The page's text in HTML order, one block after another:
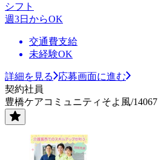
シフト
週3日からOK
交通費支給
未経験OK
詳細を見る
応募画面に進む
契約社員
豊橋ケアコミュニティそよ風/14067